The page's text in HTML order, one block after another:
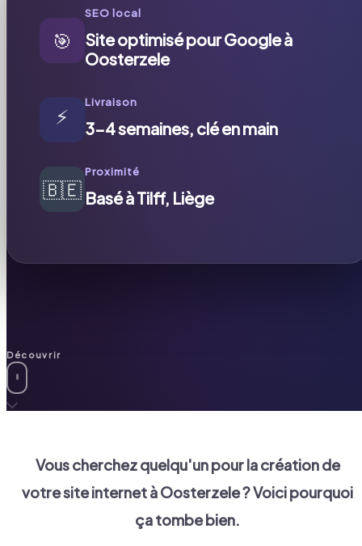
🎯
SEO local
Site optimisé pour Google à
Oosterzele
⚡
Livraison
3-4 semaines, clé en main
🇧🇪
Proximité
Basé à Tilff, Liège
Découvrir
Vous cherchez quelqu'un pour la création de
votre site internet àOosterzele? Voici pourquoi
ça tombe bien.